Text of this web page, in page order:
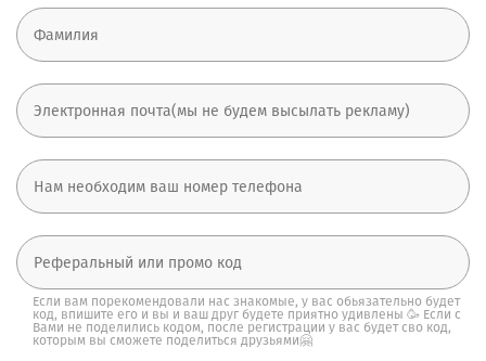
Если вам порекомендовали нас знакомые, у вас обьязательно будет
код, впишите его и вы и ваш друг будете приятно удивлены 🥳 Если с
Вами не поделились кодом, после регистрации у вас будет сво код,
которым вы сможете поделиться друзьями🤗